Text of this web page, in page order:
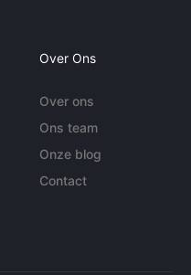
Over Ons
Over ons
Ons team
Onze blog
Contact